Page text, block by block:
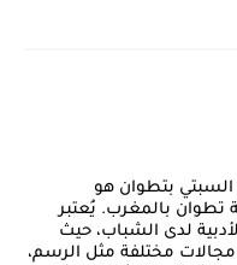
السبتي بتطوان هو
تطوان بالمغرب. يُعتبر
لدى الشباب، حيث
مختلفة مثل الرسم،